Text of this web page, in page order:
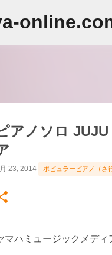
アノソロ
23, 2014 ポピュラーピアノ（さ行
マハミュージックメデ